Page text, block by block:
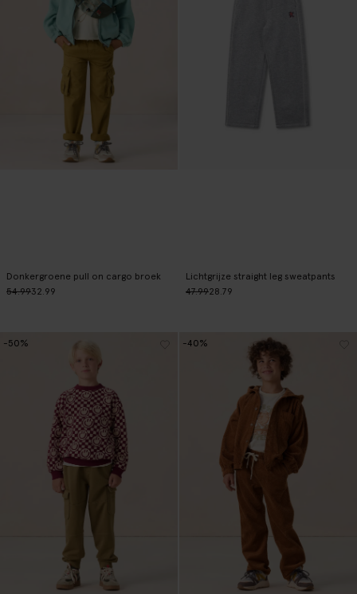
Donkergroene pull on cargo broek
54.9932.99
Lichtgrijze straight leg sweatpants
47.9928.79
-50% -40%